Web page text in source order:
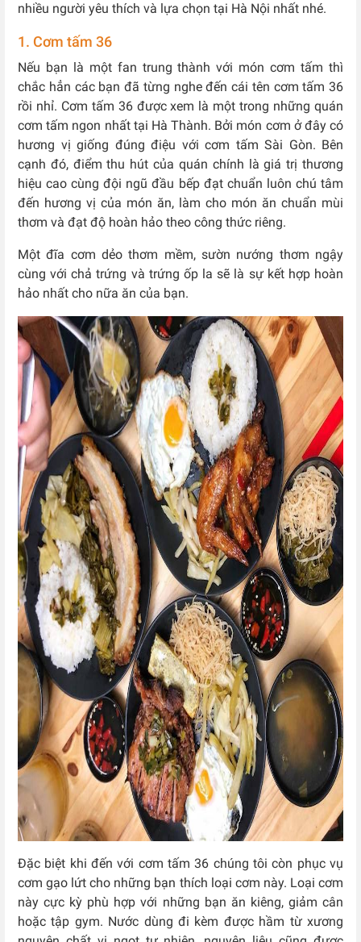
nhiều người yêu thích và lựa chọn tại Hà Nội nhất nhé.
1. Cơm tấm 36
Nếu bạn là một fan trung thành với món cơm tấm thì
chắc hẳn các bạn đã từng nghe đến cái tên cơm tấm 36
rồi nhỉ. Cơm tấm 36 được xem là một trong những quán
cơm tấm ngon nhất tại Hà Thành. Bởi món cơm ở đây có
hương vị giống đúng điệu với cơm tấm Sài Gòn. Bên
cạnh đó, điểm thu hút của quán chính là giá trị thương
hiệu cao cùng đội ngũ đầu bếp đạt chuẩn luôn chú tâm
đến hương vị của món ăn, làm cho món ăn chuẩn mùi
thơm và đạt độ hoàn hảo theo công thức riêng.
Một đĩa cơm dẻo thơm mềm, sườn nướng thơm ngậy
cùng với chả trứng và trứng ốp la sẽ là sự kết hợp hoàn
hảo nhất cho nữa ăn của bạn.
Đặc biệt khi đến với cơm tấm 36 chúng tôi còn phục vụ
cơm gạo lứt cho những bạn thích loại cơm này. Loại cơm
này cực kỳ phù hợp với những bạn ăn kiêng, giảm cân
hoặc tập gym. Nước dùng đi kèm được hầm từ xương